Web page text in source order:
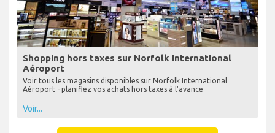
Shopping hors taxes sur Norfolk International
Aéroport
Voir tous les magasins disponibles sur Norfolk International
Aéroport - planifiez vos achats hors taxes à l'avance
Voir...